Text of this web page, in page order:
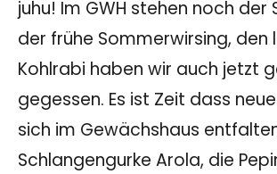
juhu! Im GWH stehen noch der
der frühe Sommerwirsing, den
Kohlrabi haben wir auch jetzt
gegessen. Es ist Zeit dass
sich im Gewächshaus
Schlangengurke Arola, die